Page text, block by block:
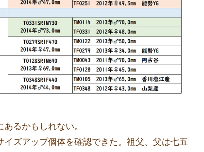
るかもしれない。
ズアップ個体を確認できた。祖父、父は七五